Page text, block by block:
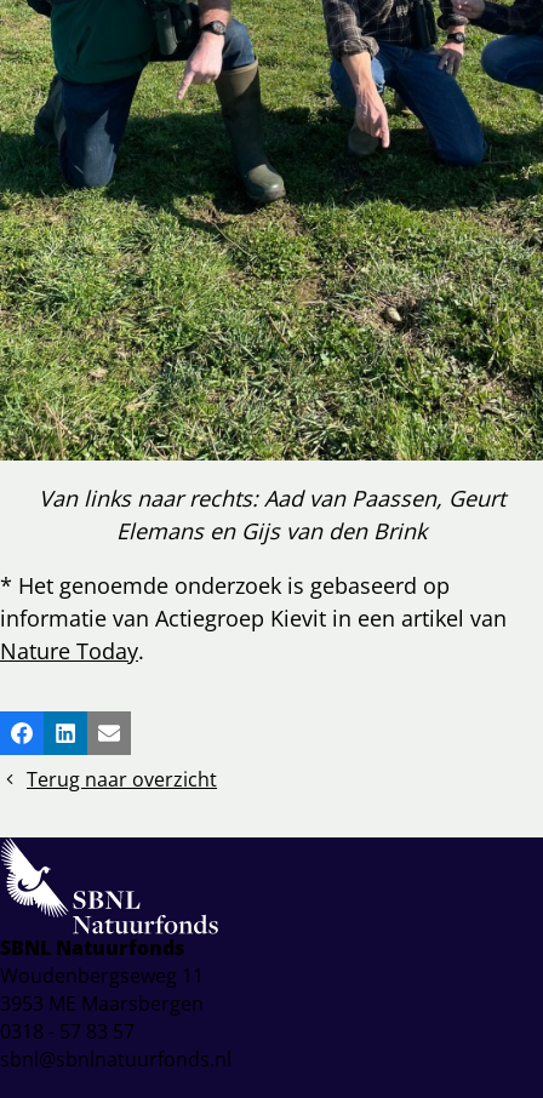
Van links naar rechts: Aad van Paassen, Geurt
Elemans en Gijs van den Brink
* Het genoemde onderzoek is gebaseerd op
informatie van Actiegroep Kievit in een artikel van
Nature Today.
Deel
dit
bericht
Facebook
LinkedInE-mail
Terug naar overzicht
SBNL Natuurfonds
Woudenbergseweg 11
3953 ME Maarsbergen
0318 - 57 83 57
sbnl@sbnlnatuurfonds.nl